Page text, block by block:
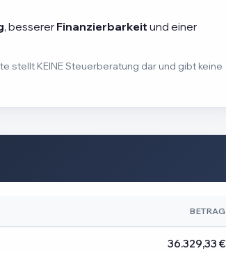
, besserer Finanzierbarkeit und einer
stellt KEINE Steuerberatung dar und gibt keine
BETRAG
36.329,33 €